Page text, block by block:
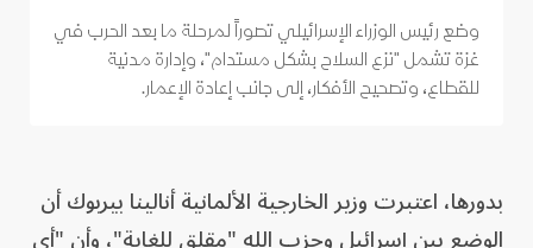
وضع رئيس الوزراء الإسرائيلي تصوراً لمرحلة ما بعد الحرب في
غزة تشمل "نزع السلاح بشكل مستدام"، وإدارة مدنية
للقطاع، وتصحيح الأفكار، إلى جانب إعادة الإعمار.
بدورها، اعتبرت وزير الخارجية الألمانية أنالينا بيربوك أن